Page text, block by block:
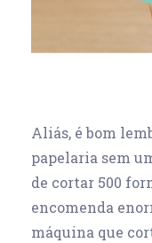
Aliás, é bom
papelaria sem
de cortar 500
encomenda
máquina que